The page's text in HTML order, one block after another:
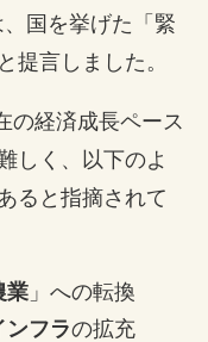
国を挙げた「緊
提言しました。
の経済成長ペース
しく、以下のよ
ると指摘されて
業」への転換
ンフラの拡充